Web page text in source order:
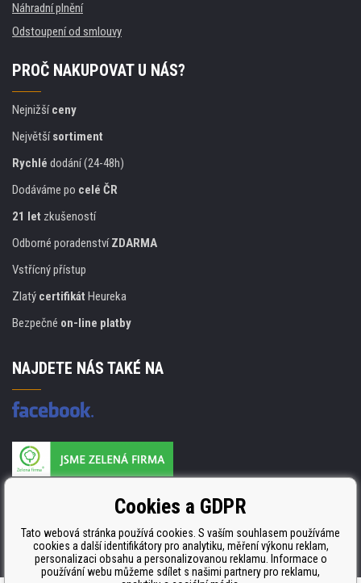
Náhradní plnění
Odstoupení od smlouvy
PROČ NAKUPOVAT U NÁS?
Nejnižšíceny
Největšísortiment
Rychlé dodání (24-48h)
Dodáváme po celé ČR
21 let zkušeností
Odborné poradenstvíZDARMA
Vstřícný přístup
Zlatý certifikát Heureka
Bezpečné on-line platby
NAJDETE NÁS TAKÉ NA
ISO 9001. ISO 14001 a STMC.Cookies a GDPR
Tato webová stránka používá cookies. S vaším souhlasem používáme
cookies a další identifikátory pro analytiku, měření výkonu reklam,
personalizaci obsahu a personalizovanou reklamu. Informace o
používání webu můžeme sdílet s našimi partnery pro reklamu,